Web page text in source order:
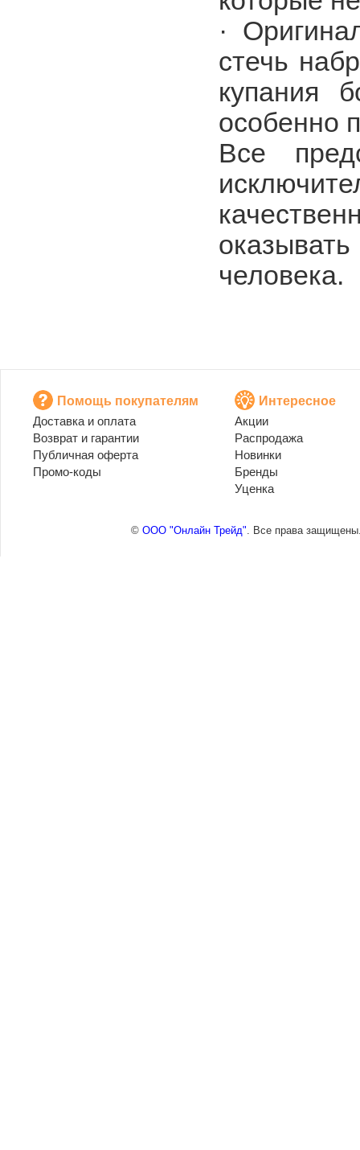
·
стечь
купания
особенно
Все
человека.
Помощь покупателям
Доставка и оплата
Возврат и гарантии
Публичная оферта
Промо-коды
Интересное
Акции
Распродажа
Новинки
Бренды
Уценка
© ООО "Онлайн Трейд". Все права